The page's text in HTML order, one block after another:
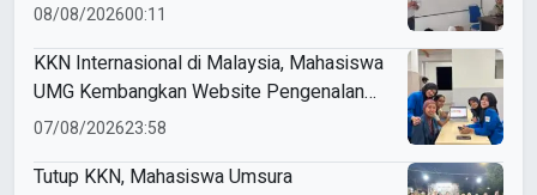
08/08/202600:11
KKN Internasional di Malaysia, Mahasiswa
UMG Kembangkan Website Pengenalan
Budaya Indonesia
07/08/202623:58
Tutup KKN, Mahasiswa Umsura